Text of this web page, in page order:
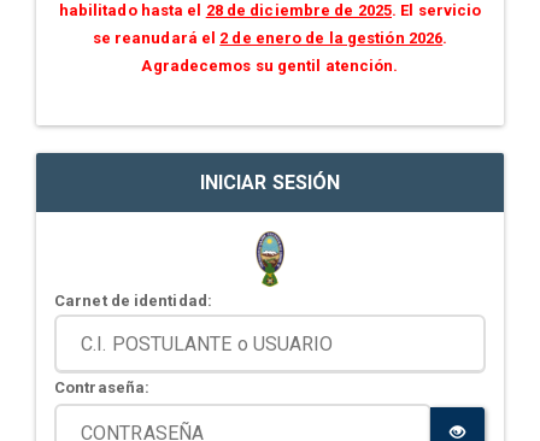
habilitado hasta el 28 de diciembre de 2025. El servicio
se reanudará el 2 de enero de la gestión 2026.
Agradecemos su gentil atención.
INICIAR SESIÓN
Carnet de identidad:
Contraseña: